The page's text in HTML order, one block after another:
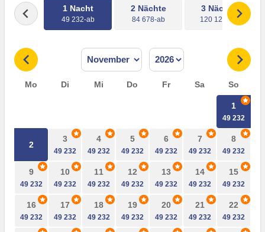
1 Nacht
49 232-ab
2 Nächte
84 678-ab
3 Nächte
120 124-ab
Mo Di Mi Do Fr Sa So
1
2
3 4 5 6 7 8
9 10 11 12 13 14 15
16 17 18 19 20 21 22